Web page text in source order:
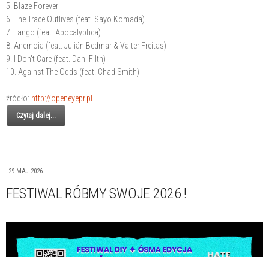
5. Blaze Forever
6. The Trace Outlives (feat. Sayo Komada)
7. Tango (feat. Apocalyptica)
8. Anemoia (feat. Julián Bedmar & Valter Freitas)
9. I Don't Care (feat. Dani Filth)
10. Against The Odds (feat. Chad Smith)
źródło: http://openeyepr.pl
Czytaj dalej...
29 MAJ 2026
FESTIWAL RÓBMY SWOJE 2026 !